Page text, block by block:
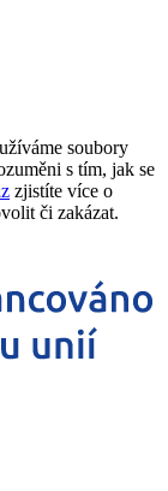
soubory
s tím, jak se
zjistíte více o
či zakázat.